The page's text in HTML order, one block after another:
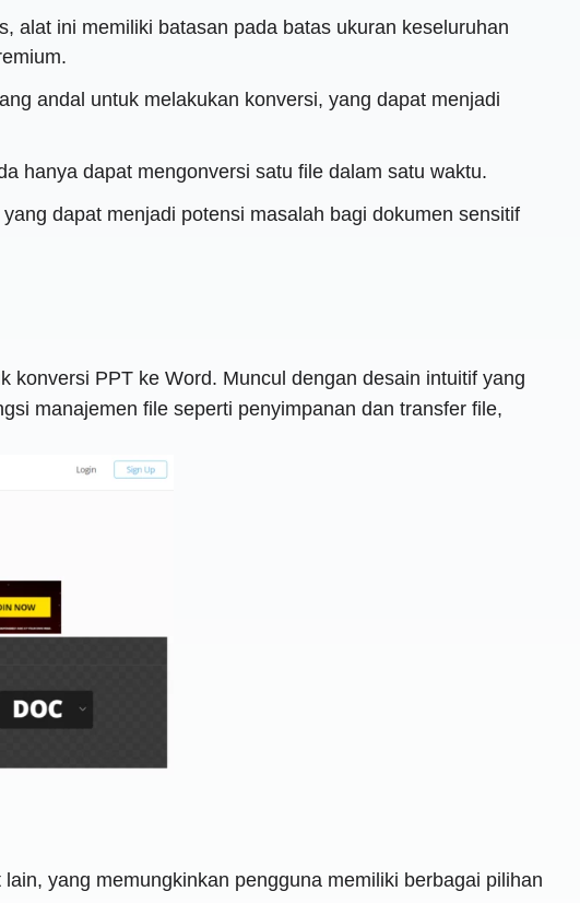
alat ini memiliki batasan pada batas ukuran keseluruhan
andal untuk melakukan konversi, yang dapat menjadi
hanya dapat mengonversi satu file dalam satu waktu.
dapat menjadi potensi masalah bagi dokumen sensitif
konversi PPT ke Word. Muncul dengan desain intuitif yang
manajemen file seperti penyimpanan dan transfer file,
yang memungkinkan pengguna memiliki berbagai pilihan